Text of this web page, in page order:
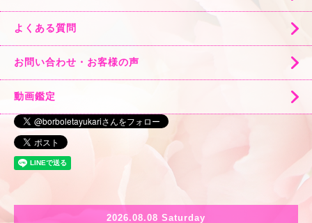
よくある質問
お問い合わせ・お客様の声
動画鑑定
2026.08.08 Saturday